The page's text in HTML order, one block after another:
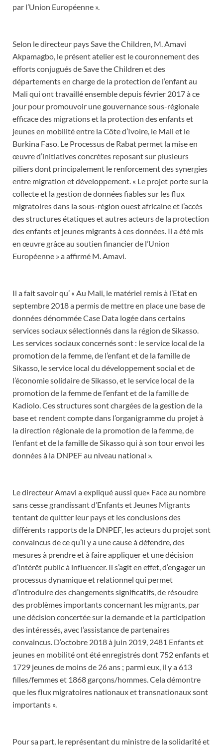
par l’Union Européenne ».
Selon le directeur pays Save the Children, M. Amavi
Akpamagbo, le présent atelier est le couronnement des
efforts conjugués de Save the Children et des
départements en charge de la protection de l’enfant au
Mali qui ont travaillé ensemble depuis février 2017 à ce
jour pour promouvoir une gouvernance sous-régionale
efficace des migrations et la protection des enfants et
jeunes en mobilité entre la Côte d’Ivoire, le Mali et le
Burkina Faso. Le Processus de Rabat permet la mise en
œuvre d’initiatives concrètes reposant sur plusieurs
piliers dont principalement le renforcement des synergies
entre migration et développement. « Le projet porte sur la
collecte et la gestion de données fiables sur les flux
migratoires dans la sous-région ouest africaine et l’accès
des structures étatiques et autres acteurs de la protection
des enfants et jeunes migrants à ces données. Il a été mis
en œuvre grâce au soutien financier de l’Union
Européenne » a affirmé M. Amavi.
Il a fait savoir qu’ « Au Mali, le matériel remis à l’Etat en
septembre 2018 a permis de mettre en place une base de
données dénommée Case Data logée dans certains
services sociaux sélectionnés dans la région de Sikasso.
Les services sociaux concernés sont : le service local de la
promotion de la femme, de l’enfant et de la famille de
Sikasso, le service local du développement social et de
l’économie solidaire de Sikasso, et le service local de la
promotion de la femme de l’enfant et de la famille de
Kadiolo. Ces structures sont chargées de la gestion de la
base et rendent compte dans l’organigramme du projet à
la direction régionale de la promotion de la femme, de
l’enfant et de la famille de Sikasso qui à son tour envoi les
données à la DNPEF au niveau national ».
Le directeur Amavi a expliqué aussi que« Face au nombre
sans cesse grandissant d’Enfants et Jeunes Migrants
tentant de quitter leur pays et les conclusions des
différents rapports de la DNPEF, les acteurs du projet sont
convaincus de ce qu’il y a une cause à défendre, des
mesures à prendre et à faire appliquer et une décision
d’intérêt public à influencer. Il s’agit en effet, d’engager un
processus dynamique et relationnel qui permet
d’introduire des changements significatifs, de résoudre
des problèmes importants concernant les migrants, par
une décision concertée sur la demande et la participation
des intéressés, avec l’assistance de partenaires
convaincus. D’octobre 2018 à juin 2019, 2481 Enfants et
jeunes en mobilité ont été enregistrés dont 752 enfants et
1729 jeunes de moins de 26 ans ; parmi eux, il y a 613
filles/femmes et 1868 garçons/hommes. Cela démontre
que les flux migratoires nationaux et transnationaux sont
importants ».
Pour sa part, le représentant du ministre de la solidarité et